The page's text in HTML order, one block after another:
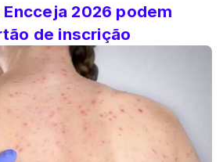
2026 podem
de inscrição